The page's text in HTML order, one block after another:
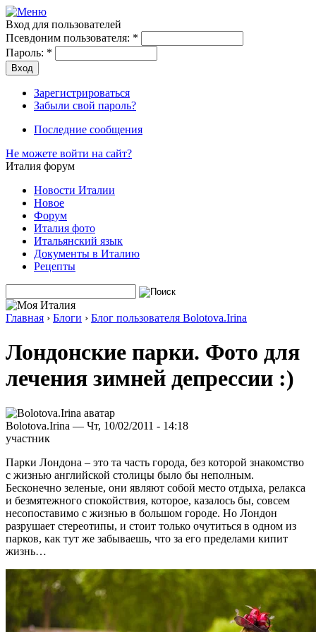
Вход для пользователей
Псевдоним пользователя: *
Пароль: *
Зарегистрироваться
Забыли свой пароль?
Последние сообщения
Не можете войти на сайт?
Италия форум
Новости Италии
Новое
Форум
Италия фото
Итальянский язык
Документы в Италию
Рецепты
Главная › Блоги › Блог пользователя Bolotova.Irina
Лондонские парки. Фото для
лечения зимней депрессии :)
Bolotova.Irina — Чт, 10/02/2011 - 14:18
участник
Парки Лондона – это та часть города, без которой знакомство
с жизнью английской столицы было бы неполным.
Бесконечно зеленые, они являют собой место отдыха, релакса
и безмятежного спокойствия, которое, казалось бы, совсем
несопоставимо с жизнью в большом городе. Но Лондон
разрушает стереотипы, и стоит только очутиться в одном из
парков, как тут же забываешь, что за его пределами кипит
жизнь…